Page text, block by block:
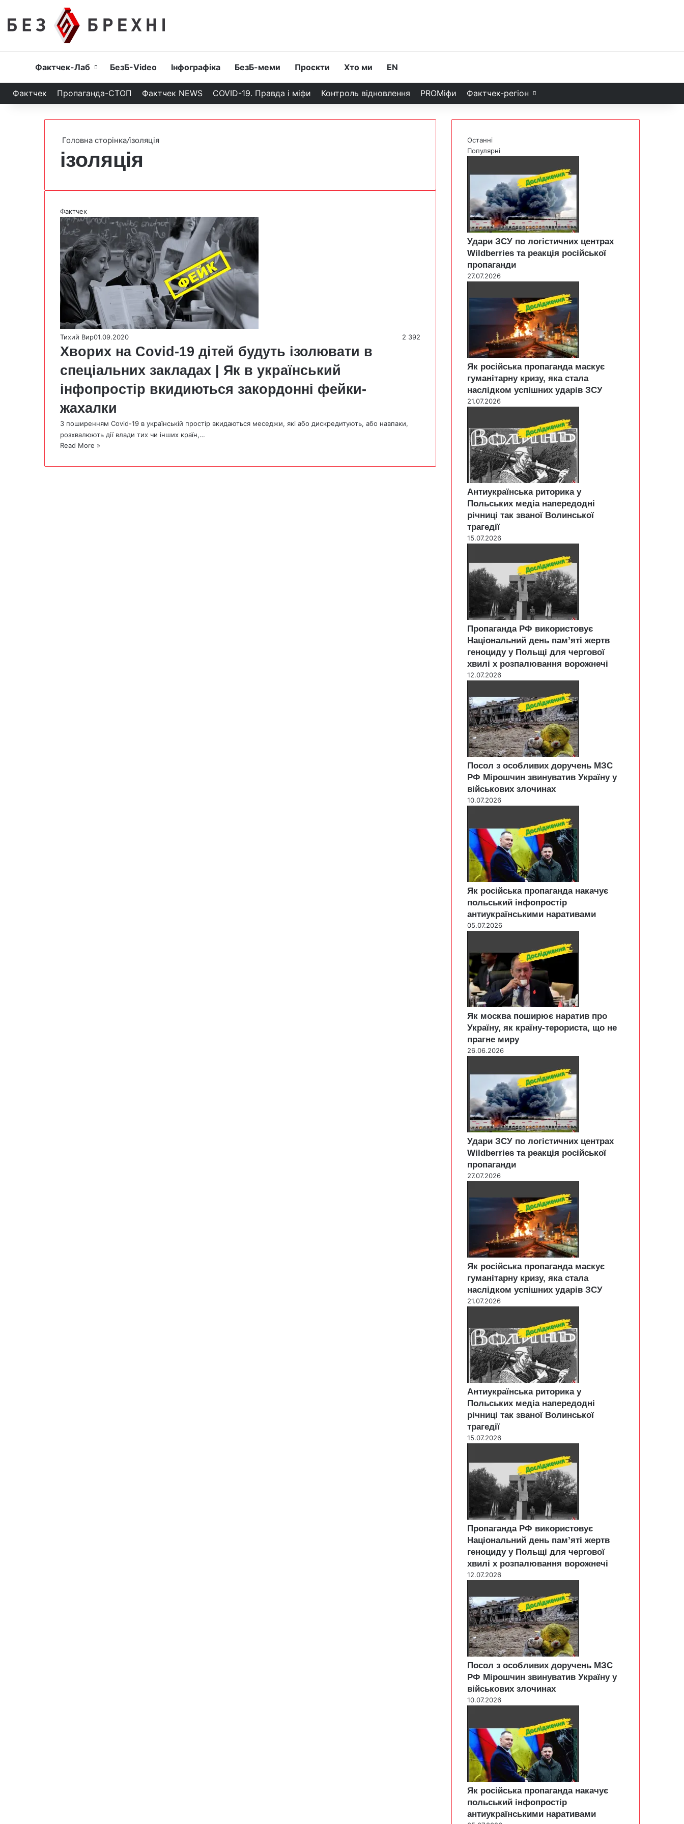
Головна
Фактчек-Лаб БезБ-Video Інфографіка БезБ-меми Проєкти Хто ми EN
Фактчек Пропаганда-СТОП Фактчек NEWS COVID-19. Правда і міфи Контроль відновлення PROМіфи Фактчек-регіон
Головна сторінка/ізоляція
ізоляція
Фактчек
Тихий Вир01.09.2020 2 392
Хворих на Covid-19 дітей будуть ізолювати в
спеціальних закладах | Як в український
інфопростір вкидиються закордонні фейки-
жахалки
З поширенням Covid-19 в українській простір вкидаються меседжи, які або дискредитують, або навпаки,
розхвалюють дії влади тих чи інших країн,…
Read More »
Останні
Популярні
Удари ЗСУ по логістичних центрах
Wildberries та реакція російської
пропаганди
27.07.2026
Як російська пропаганда маскує
гуманітарну кризу, яка стала
наслідком успішних ударів ЗСУ
21.07.2026
Антиукраїнська риторика у
Польських медіа напередодні
річниці так званої Волинської
трагедії
15.07.2026
Пропаганда РФ використовує
Національний день пам’яті жертв
геноциду у Польщі для чергової
хвилі х розпалювання ворожнечі
12.07.2026
Посол з особливих доручень МЗС
РФ Мірошчин звинуватив Україну у
військових злочинах
10.07.2026
Як російська пропаганда накачує
польський інфопростір
антиукраїнськими наративами
05.07.2026
Як москва поширює наратив про
Україну, як країну-терориста, що не
прагне миру
26.06.2026
Удари ЗСУ по логістичних центрах
Wildberries та реакція російської
пропаганди
27.07.2026
Як російська пропаганда маскує
гуманітарну кризу, яка стала
наслідком успішних ударів ЗСУ
21.07.2026
Антиукраїнська риторика у
Польських медіа напередодні
річниці так званої Волинської
трагедії
15.07.2026
Пропаганда РФ використовує
Національний день пам’яті жертв
геноциду у Польщі для чергової
хвилі х розпалювання ворожнечі
12.07.2026
Посол з особливих доручень МЗС
РФ Мірошчин звинуватив Україну у
військових злочинах
10.07.2026
Як російська пропаганда накачує
польський інфопростір
антиукраїнськими наративами